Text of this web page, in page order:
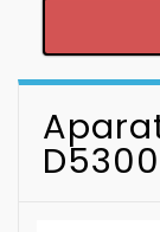
D5300